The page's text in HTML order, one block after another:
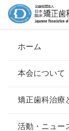
ホーム
本会について
会長挨拶
基本理念
矯正歯科治療
安心して治
活動・ニュー
医療法人社
ック
ホーム 会員医
医療法人社